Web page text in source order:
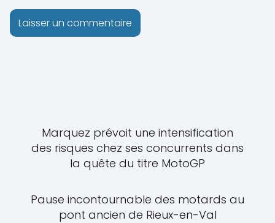
Marquez prévoit une intensification
des risques chez ses concurrents dans
la quête du titre MotoGP
Pause incontournable des motards au
pont ancien de Rieux-en-Val